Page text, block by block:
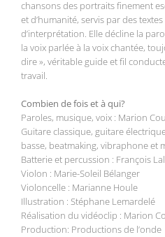
chansons des portraits finement
et d’humanité, servis par des
d’interprétation. Elle décline la
la voix parlée à la voix chantée,
dire », véritable guide et fil
travail.
Combien de fois et à qui?
Paroles, musique, voix : Marion
Guitare classique, guitare
basse, beatmaking, vibraphone et
Batterie et percussion : François
Violon : Marie-Soleil Bélanger
Violoncelle : Marianne Houle
Illustration : Stéphane Lemardelé
Réalisation du vidéoclip : Marion
Production: Productions de l’onde